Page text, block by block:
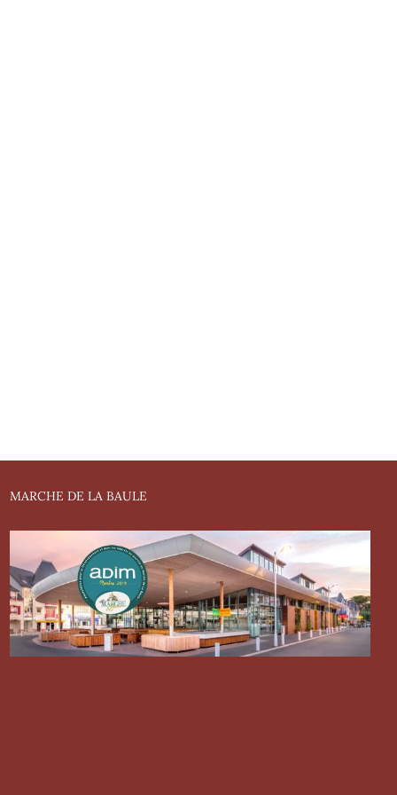
MARCHE DE LA BAULE